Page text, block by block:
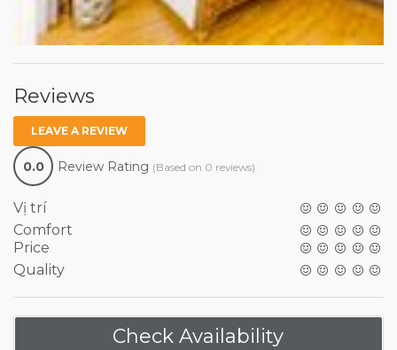
Reviews
LEAVE A REVIEW
0.0 Review Rating (Based on 0 reviews)
Vị trí
Comfort
Price
Quality
Check Availability